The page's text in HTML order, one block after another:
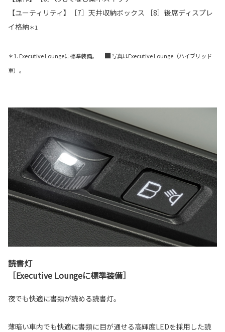
【ユーティリティ】［7］天井収納ボックス ［8］後席ディスプレ
イ格納＊1
＊1. Executive Loungeに標準装備。 ■写真はExecutive Lounge（ハイブリッド
車）。
読書灯
［Executive Loungeに標準装備］
夜でも快適に書類が読める読書灯。
薄暗い車内でも快適に書類に目が通せる高輝度LEDを採用した読